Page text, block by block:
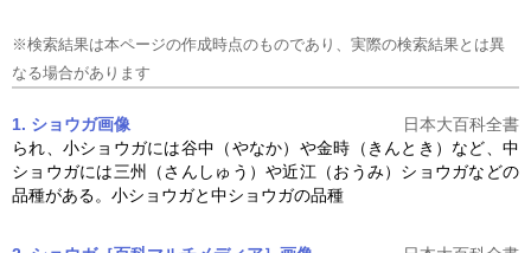
※検索結果は本ページの作成時点のものであり、実際の検索結果とは異
なる場合があります
1. ショウガ画像
日本大百科全書
られ、小ショウガには谷中（やなか）や金時（きんとき）など、中
ショウガには三州（さんしゅう）や近江（おうみ） ショウガなどの
品種がある。小ショウガと中ショウガの品種